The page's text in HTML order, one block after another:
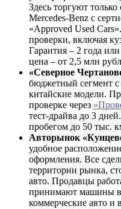
Здесь торгуют
Mercedes-Benz с
«Approved Used
проверки, включая
Гарантия – 2 года
цена – от 2,5 млн
«Северное
бюджетный сегмент
китайские модели.
проверке через
тест-драйва до 3
пробегом до 50 тыс.
Авторынок
удобное
оформления. Все
территории рынка,
авто. Продавцы
принимают машины в
коммерческие авто и